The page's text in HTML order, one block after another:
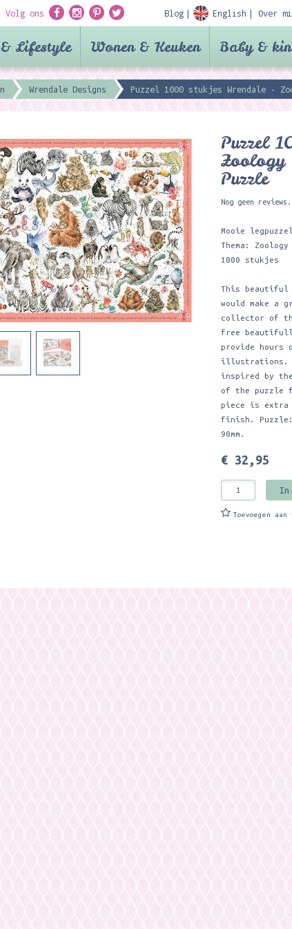
Volg ons Blog English Over
Lifestyle Wonen & Keuken Baby &
Wrendale Designs Puzzel 1000 stukjes Wrendale -
Puzzel
Puzzle
Nog geen reviews.
Mooie
Thema: Zoology
1000 stukjes
This beautiful
would make
collector of
free
provide hours
illustrations.
inspired by
of the puzzle
piece is extra
finish. Puzzle:
90mm.
€ 32,95
In
Toevoegen